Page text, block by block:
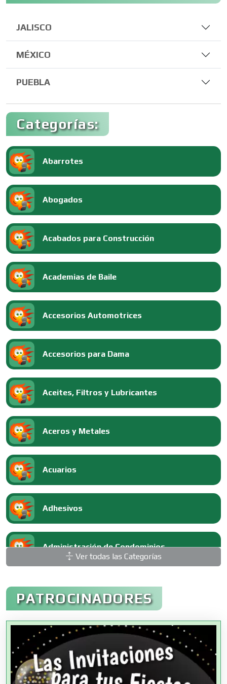
JALISCO
MÉXICO
PUEBLA
Categorías:
Abarrotes
Abogados
Acabados para Construcción
Academias de Baile
Accesorios Automotrices
Accesorios para Dama
Aceites, Filtros y Lubricantes
Aceros y Metales
Acuarios
Adhesivos
Administración de Condominios
Administración de Empresas
Agencias Aduanales
Agencias de Autos
Ver todas las Categorías
PATROCINADORES